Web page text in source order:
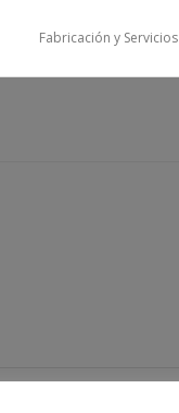
Fabricación y Servicios